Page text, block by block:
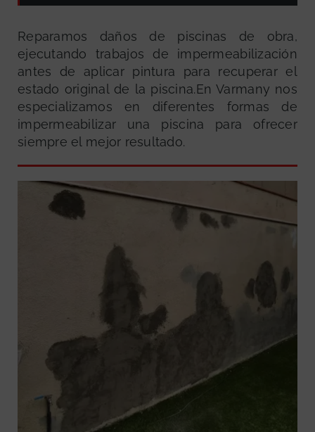
Reparamos daños de piscinas de obra,
ejecutando trabajos de impermeabilización
antes de aplicar pintura para recuperar el
estado original de la piscina.En Varmany nos
especializamos en diferentes formas de
impermeabilizar una piscina para ofrecer
siempre el mejor resultado.